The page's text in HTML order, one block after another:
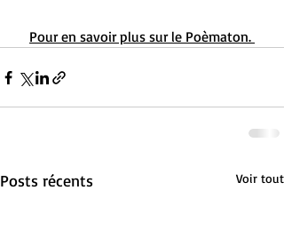
Pour en savoir plus sur le Poèmaton.
Posts récents Voir tout